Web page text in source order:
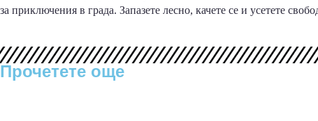
за приключения в града. Запазете лесно, качете се и усетете
Прочетете още